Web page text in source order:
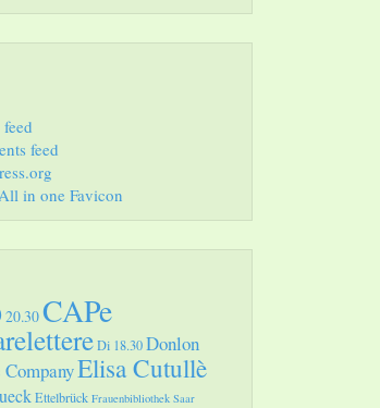
feed
in one Favicon
20.30CAPe
Di 18.30Donlon
Elisa Cutullè
Ettelbrück Frauenbibliothek Saar